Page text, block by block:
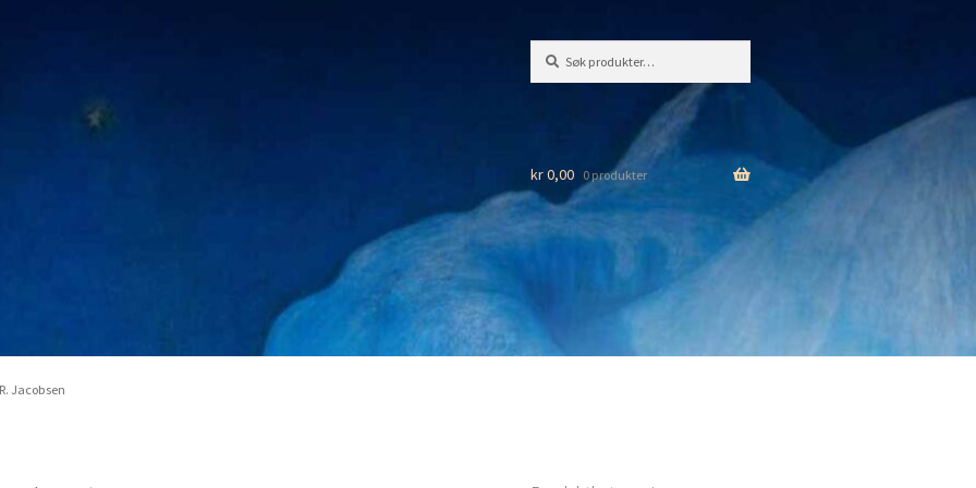
etter:
kr0,00 0 produkter
Jacobsen